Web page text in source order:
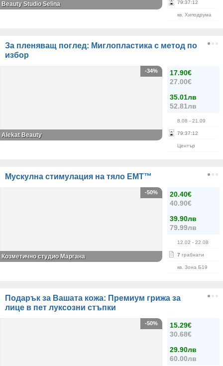
79:37:12
кв. Хиподрума
Beauty Studio Selina
За пленяващ поглед: Миглопластика с метод по
избор
17.90€
27.00€
35.01лв
52.81лв
8.08 - 21.09
79:37:12
Център
-34%
Alekat Beauty
Mускулна стимулация на тяло EMT™
20.40€
40.90€
39.90лв
79.99лв
12.02 - 22.08
7 грабнати
кв. Зона Б19
-50%
Козметично студио Маргана
Подарък за Вашата кожа: Премиум грижа за
лице в пет луксозни стъпки
15.29€
30.68€
29.90лв
60.00лв
-50%